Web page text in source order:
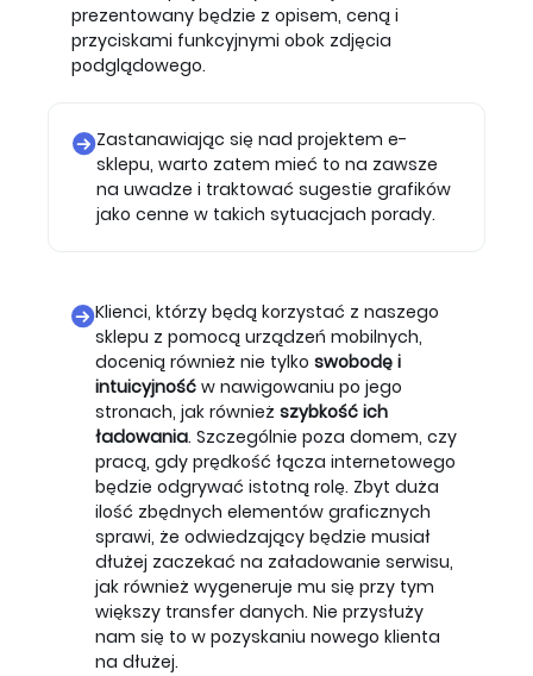
prezentowany będzie z opisem, ceną i
przyciskami funkcyjnymi obok zdjęcia
podglądowego.
Zastanawiając się nad projektem e-
sklepu, warto zatem mieć to na zawsze
na uwadze i traktować sugestie grafików
jako cenne w takich sytuacjach porady.
Klienci, którzy będą korzystać z naszego
sklepu z pomocą urządzeń mobilnych,
docenią również nie tylko swobodę i
intuicyjność w nawigowaniu po jego
stronach, jak również szybkość ich
ładowania. Szczególnie poza domem, czy
pracą, gdy prędkość łącza internetowego
będzie odgrywać istotną rolę. Zbyt duża
ilość zbędnych elementów graficznych
sprawi, że odwiedzający będzie musiał
dłużej zaczekać na załadowanie serwisu,
jak również wygeneruje mu się przy tym
większy transfer danych. Nie przysłuży
nam się to w pozyskaniu nowego klienta
na dłużej.